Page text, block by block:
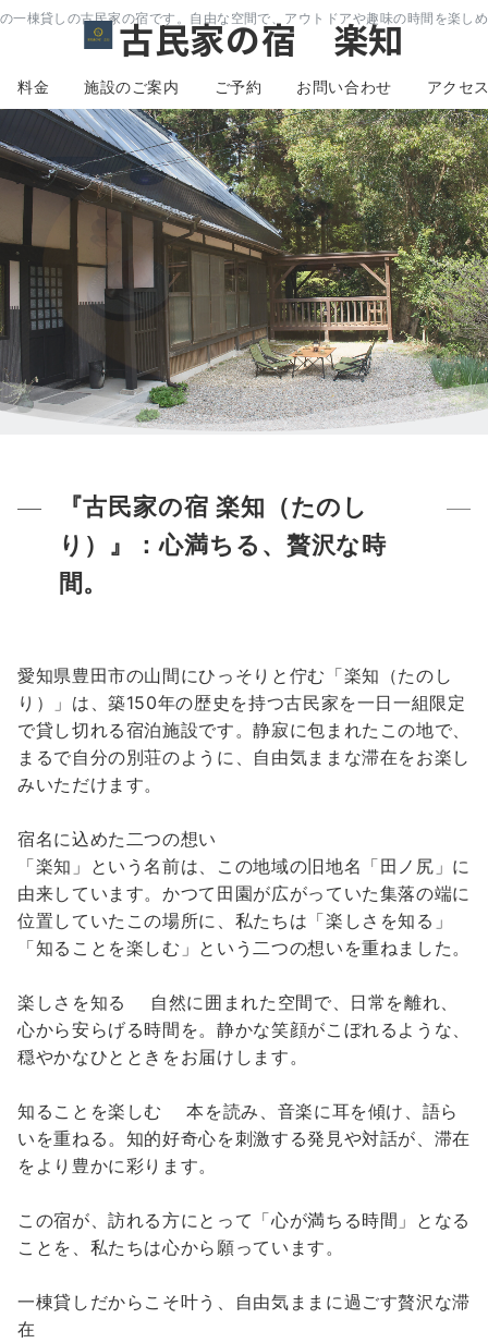
一棟貸しの古民家の宿です。自由な空間で、アウトドアや趣味の時間を楽し
古民家の宿 楽知
料金 施設のご案内 ご予約 お問い合わせ アクセ
『古民家の宿 楽知（たのし
り）』：心満ちる、贅沢な時
間。
愛知県豊田市の山間にひっそりと佇む「楽知（たのし
り）」は、築150年の歴史を持つ古民家を一日一組限定
で貸し切れる宿泊施設です。静寂に包まれたこの地で、
まるで自分の別荘のように、自由気ままな滞在をお楽し
みいただけます。
宿名に込めた二つの想い
「楽知」という名前は、この地域の旧地名「田ノ尻」に
由来しています。かつて田園が広がっていた集落の端に
位置していたこの場所に、私たちは「楽しさを知る」
「知ることを楽しむ」という二つの想いを重ねました。
楽しさを知る 自然に囲まれた空間で、日常を離れ、
心から安らげる時間を。静かな笑顔がこぼれるような、
穏やかなひとときをお届けします。
知ることを楽しむ 本を読み、音楽に耳を傾け、語ら
いを重ねる。知的好奇心を刺激する発見や対話が、滞在
をより豊かに彩ります。
この宿が、訪れる方にとって「心が満ちる時間」となる
ことを、私たちは心から願っています。
一棟貸しだからこそ叶う、自由気ままに過ごす贅沢な滞
在